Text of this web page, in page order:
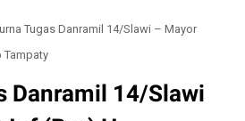
Tugas Danramil 14/Slawi – Mayor
Tampaty
Danramil 14/Slawi